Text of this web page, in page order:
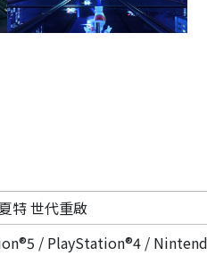
特 世代重啟
/ PlayStation®4 /